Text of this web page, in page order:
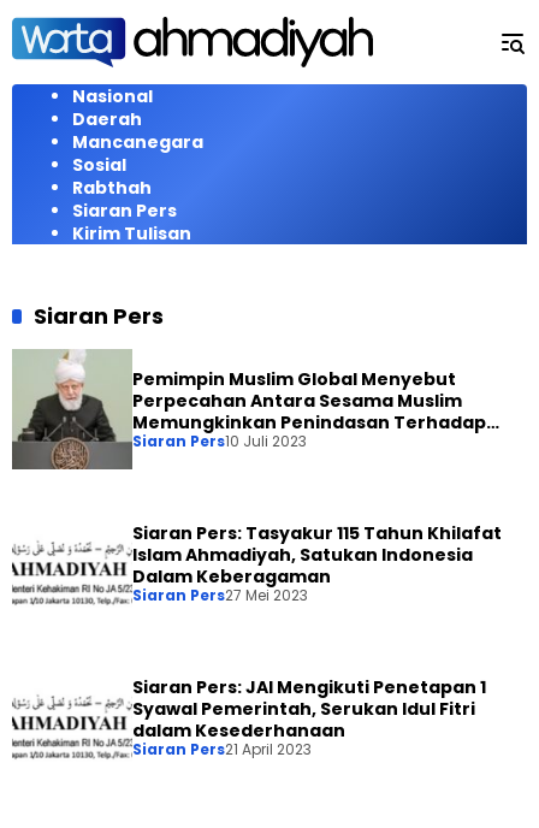
Langsung
konten
Nasional
Daerah
Mancanegara
Sosial
Rabthah
Siaran Pers
Kirim Tulisan
Siaran Pers
Pemimpin Muslim Global Menyebut
Perpecahan Antara Sesama Muslim
Memungkinkan Penindasan Terhadap
Kaum Muslim Lain dan Menyasar Islam
Siaran Pers10 Juli 2023
Siaran Pers: Tasyakur 115 Tahun Khilafat
Islam Ahmadiyah, Satukan Indonesia
Dalam Keberagaman
Siaran Pers27 Mei 2023
Siaran Pers: JAI Mengikuti Penetapan 1
Syawal Pemerintah, Serukan Idul Fitri
dalam Kesederhanaan
Siaran Pers21 April 2023